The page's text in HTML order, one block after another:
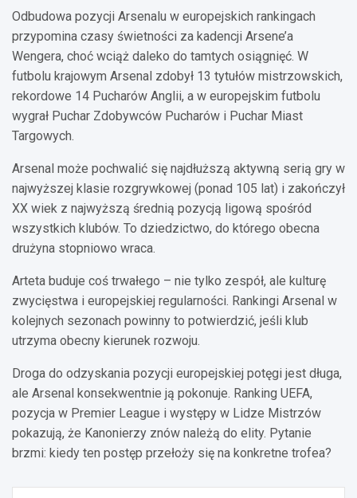
Odbudowa pozycji Arsenalu w europejskich rankingach
przypomina czasy świetności za kadencji Arsene’a
Wengera, choć wciąż daleko do tamtych osiągnięć. W
futbolu krajowym Arsenal zdobył 13 tytułów mistrzowskich,
rekordowe 14 Pucharów Anglii, a w europejskim futbolu
wygrał Puchar Zdobywców Pucharów i Puchar Miast
Targowych.
Arsenal może pochwalić się najdłuższą aktywną serią gry w
najwyższej klasie rozgrywkowej (ponad 105 lat) i zakończył
XX wiek z najwyższą średnią pozycją ligową spośród
wszystkich klubów. To dziedzictwo, do którego obecna
drużyna stopniowo wraca.
Arteta buduje coś trwałego – nie tylko zespół, ale kulturę
zwycięstwa i europejskiej regularności. Rankingi Arsenal w
kolejnych sezonach powinny to potwierdzić, jeśli klub
utrzyma obecny kierunek rozwoju.
Droga do odzyskania pozycji europejskiej potęgi jest długa,
ale Arsenal konsekwentnie ją pokonuje. Ranking UEFA,
pozycja w Premier League i występy w Lidze Mistrzów
pokazują, że Kanonierzy znów należą do elity. Pytanie
brzmi: kiedy ten postęp przełoży się na konkretne trofea?